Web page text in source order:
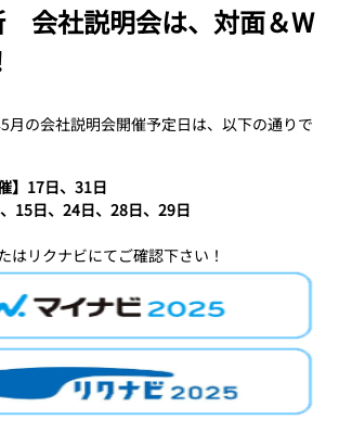
会社説明会は、対面＆W
月の会社説明会開催予定日は、以下の通りで
】17日、31日
、15日、24日、28日、29日
はリクナビにてご確認下さい！